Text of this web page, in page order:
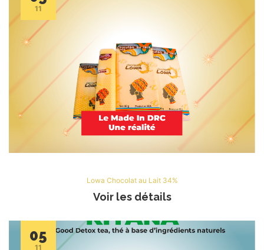
Lowa Chocolat au Lait 34%
Voir les détails
11
05
11